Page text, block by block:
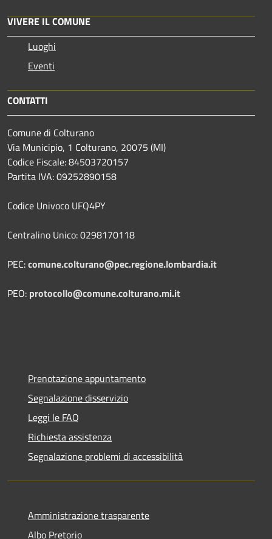
VIVERE IL COMUNE
Luoghi
Eventi
CONTATTI
Comune di Colturano
Via Municipio, 1 Colturano, 20075 (MI)
Codice Fiscale: 84503720157
Partita IVA: 09252890158
Codice Univoco UFQ4PY
Centralino Unico: 0298170118
PEC:comune.colturano@pec.regione.lombardia.it
PEO: protocollo@comune.colturano.mi.it
Prenotazione appuntamento
Segnalazione disservizio
Leggi le FAQ
Richiesta assistenza
Segnalazione problemi di accessibilità
Amministrazione trasparente
Albo Pretorio